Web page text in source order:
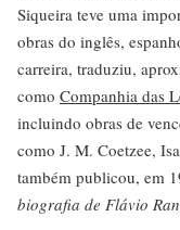
Siqueira teve uma
obras do inglês,
carreira, traduziu,
como Companhia das
incluindo obras de
como J. M. Coetzee,
também publicou, em
biografia de Flávio